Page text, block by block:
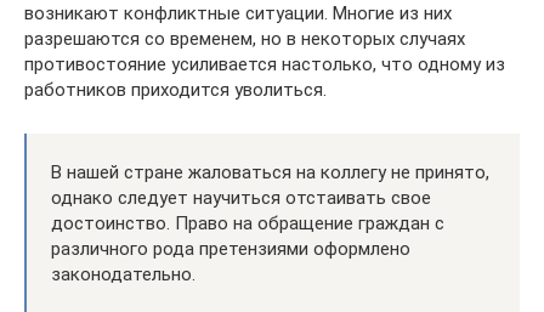
возникают конфликтные ситуации. Многие из них
разрешаются со временем, но в некоторых случаях
противостояние усиливается настолько, что одному из
работников приходится уволиться.
В нашей стране жаловаться на коллегу не принято,
однако следует научиться отстаивать свое
достоинство. Право на обращение граждан с
различного рода претензиями оформлено
законодательно.